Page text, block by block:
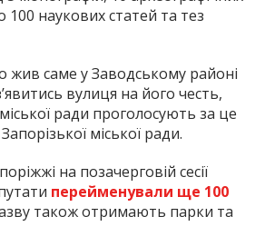
100 наукових статей та тез
жив саме у Заводському районі
вулиця на його честь,
ради проголосують за це
міської ради.
на позачерговій сесії
перейменували ще 100
також отримають парки та